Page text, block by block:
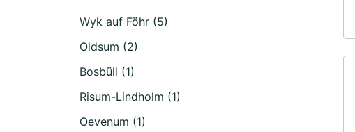
Wyk auf Föhr (5)
Oldsum (2)
Bosbüll (1)
Risum-Lindholm (1)
Oevenum (1)